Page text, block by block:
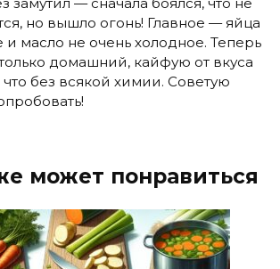
замутил — сначала боялся, что не
но вышло огонь! Главное — яйца
и масло не очень холодное. Теперь
домашний, кайфую от вкуса
без всякой химии. Советую
может понравиться